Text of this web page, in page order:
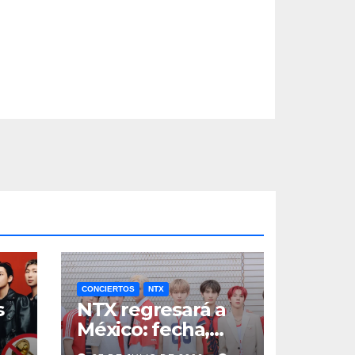
CONCIERTOS NTX
NTX regresará a
México: fecha,
boletos y